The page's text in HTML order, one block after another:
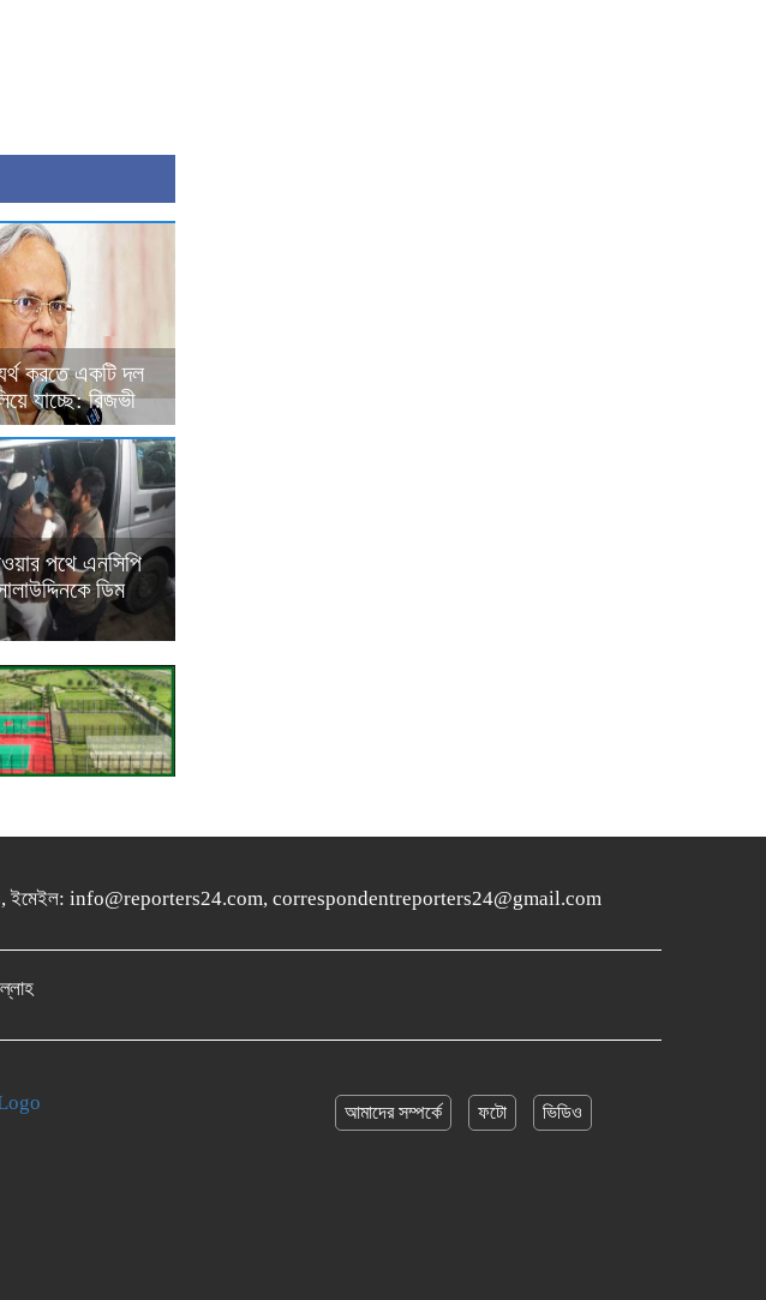
করতে একটি দল
যাচ্ছে: রিজভী
পথে এনসিপি
ডিম
ইমেইল: info@reporters24.com, correspondentreporters24@gmail.com
আমাদের সম্পর্কে ফটো ভিডিও